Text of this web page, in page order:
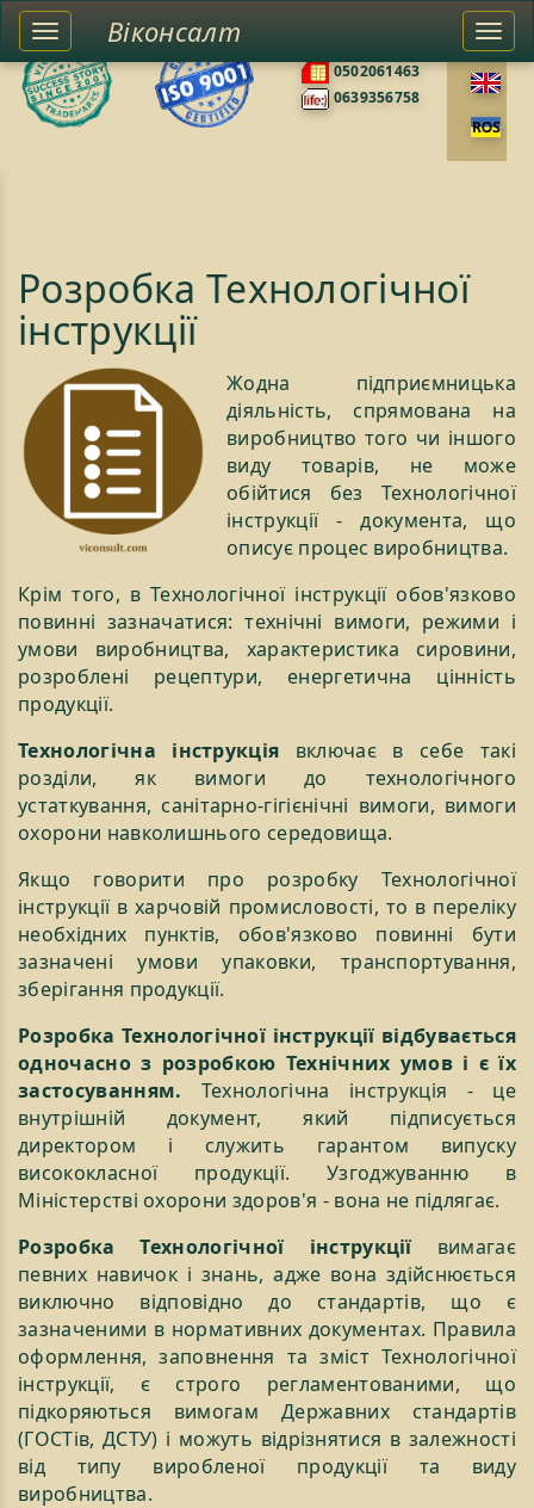
0502061463
0639356758
Toggle
left
sidebar
Віконсалт
Розробка Технологічної
інструкції
Жодна підприємницька
діяльність, спрямована на
виробництво того чи іншого
виду товарів, не може
обійтися без Технологічної
інструкції - документа, що
описує процес виробництва.
Крім того, в Технологічної інструкції обов'язково
повинні зазначатися: технічні вимоги, режими і
умови виробництва, характеристика сировини,
розроблені рецептури, енергетична цінність
продукції.
Технологічна інструкція включає в себе такі
розділи, як вимоги до технологічного
устаткування, санітарно-гігієнічні вимоги, вимоги
охорони навколишнього середовища.
Якщо говорити про розробку Технологічної
інструкції в харчовій промисловості, то в переліку
необхідних пунктів, обов'язково повинні бути
зазначені умови упаковки, транспортування,
зберігання продукції.
Розробка Технологічної інструкції відбувається
одночасно з розробкою Технічних умов і є їх
застосуванням. Технологічна інструкція - це
внутрішній документ, який підписується
директором і служить гарантом випуску
висококласної продукції. Узгоджуванню в
Міністерстві охорони здоров'я - вона не підлягає.
Розробка Технологічної інструкції вимагає
певних навичок і знань, адже вона здійснюється
виключно відповідно до стандартів, що є
зазначеними в нормативних документах. Правила
оформлення, заповнення та зміст Технологічної
інструкції, є строго регламентованими, що
підкоряються вимогам Державних стандартів
(ГОСТів, ДСТУ) і можуть відрізнятися в залежності
від типу виробленої продукції та виду
виробництва.